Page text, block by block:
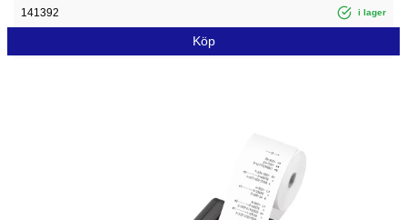
141392 i lager
Köp